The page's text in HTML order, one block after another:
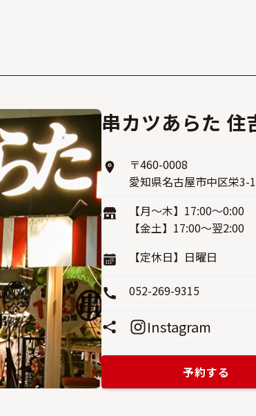
串カツあらた 住
〒460-0008
愛知県名古屋市中区栄3-
【月〜木】17:00〜0:00
【金土】17:00〜翌2:00
【定休日】日曜日
052-269-9315
Instagram
予約する